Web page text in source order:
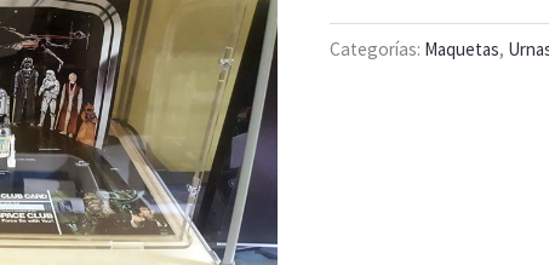
Categorías: Maquetas,